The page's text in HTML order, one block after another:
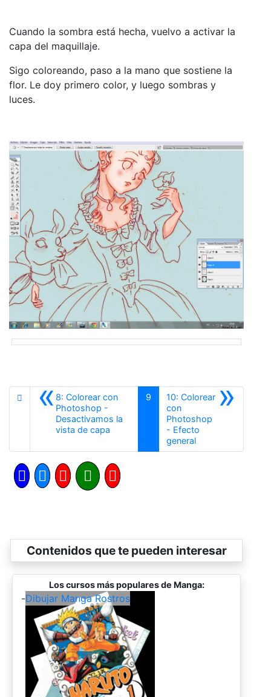
Cuando la sombra está hecha, vuelvo a activar la
capa del maquillaje.
Sigo coloreando, paso a la mano que sostiene la
flor. Le doy primero color, y luego sombras y
luces.
«8: Colorear con
Photoshop -
Desactivamos la
vista de capa
9 »
10: Colorear
con
Photoshop
- Efecto
generalSiguiente
Contenidos que te pueden interesar
Los cursos más populares de Manga:
-Dibujar Manga Rostros